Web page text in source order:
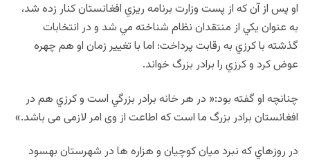
او پس از آن كه از پست وزارت برنامه ريزي افغانستان كنار زده شد،
به عنوان يكي از منتقدان نظام شناخته مي شد و در انتخابات
گذشته با كرزي به رقابت پرداخت؛ اما با تغيير زمان او هم چهره
عوض كرد و كرزي را برادر بزرگ خواند.
چنانچه او گفته بود:« در هر خانه برادر بزرگي است و كرزي هم در
افغانستان برادر بزرگ ما است كه اطاعت از وی امر لازمی می باشد.»
در روزهاي كه نبرد ميان كوچيان و هزاره ها در شهرستان بهسود